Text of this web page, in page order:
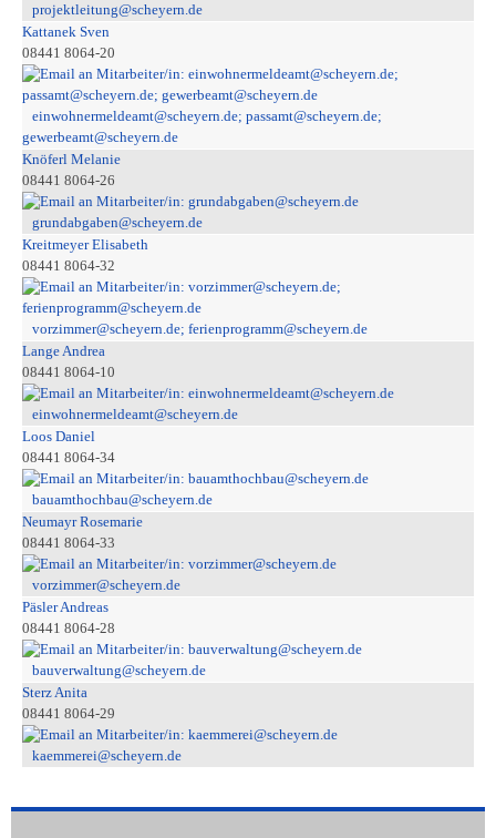
projektleitung@scheyern.de
Kattanek Sven
08441 8064-20
einwohnermeldeamt@scheyern.de; passamt@scheyern.de;
gewerbeamt@scheyern.de
Knöferl Melanie
08441 8064-26
grundabgaben@scheyern.de
Kreitmeyer Elisabeth
08441 8064-32
vorzimmer@scheyern.de; ferienprogramm@scheyern.de
Lange Andrea
08441 8064-10
einwohnermeldeamt@scheyern.de
Loos Daniel
08441 8064-34
bauamthochbau@scheyern.de
Neumayr Rosemarie
08441 8064-33
vorzimmer@scheyern.de
Päsler Andreas
08441 8064-28
bauverwaltung@scheyern.de
Sterz Anita
08441 8064-29
kaemmerei@scheyern.de